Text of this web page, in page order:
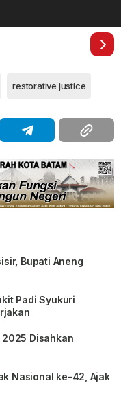
restorative justice
Bupati Aneng
Padi Syukuri
2025 Disahkan
Nasional ke-42, Ajak